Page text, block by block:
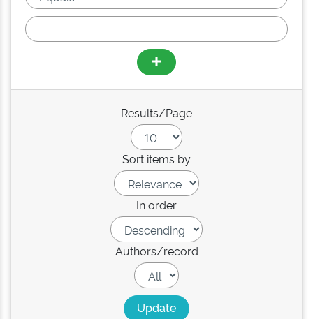
Results/Page
Sort items by
In order
Authors/record